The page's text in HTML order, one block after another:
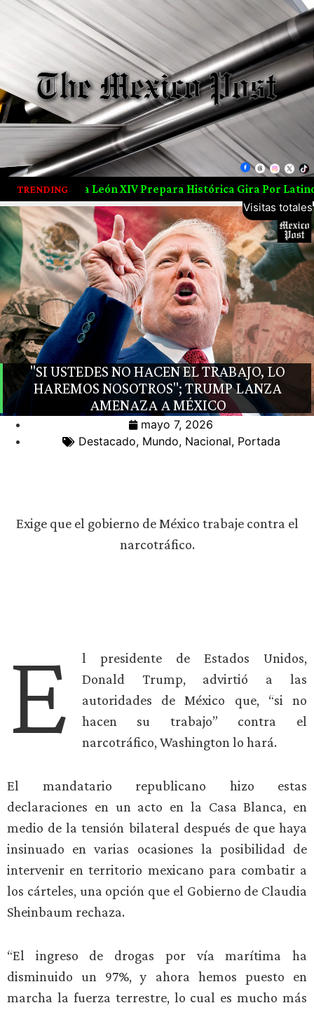
Visitas totales
5,702,156
TRENDING
XIV Prepara Histórica Gira Por Latinoamérica; Visitará
"SI USTEDES NO HACEN EL TRABAJO, LO
HAREMOS NOSOTROS"; TRUMP LANZA
AMENAZA A MÉXICO
mayo 7, 2026
Destacado, Mundo, Nacional, Portada
Exige que el gobierno de México trabaje contra el
narcotráfico.
E
l presidente de Estados Unidos,
Donald Trump, advirtió a las
autoridades de México que, “si no
hacen su trabajo” contra el
narcotráfico, Washington lo hará.
El mandatario republicano hizo estas
declaraciones en un acto en la Casa Blanca, en
medio de la tensión bilateral después de que haya
insinuado en varias ocasiones la posibilidad de
intervenir en territorio mexicano para combatir a
los cárteles, una opción que el Gobierno de Claudia
Sheinbaum rechaza.
“El ingreso de drogas por vía marítima ha
disminuido un 97%, y ahora hemos puesto en
marcha la fuerza terrestre, lo cual es mucho más